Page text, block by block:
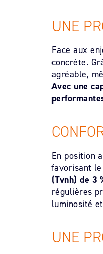
UNE
Face aux
concrète.
agréable,
Avec une
En position
favorisant
(Tvnh) de 3
régulières
luminosité
UNE